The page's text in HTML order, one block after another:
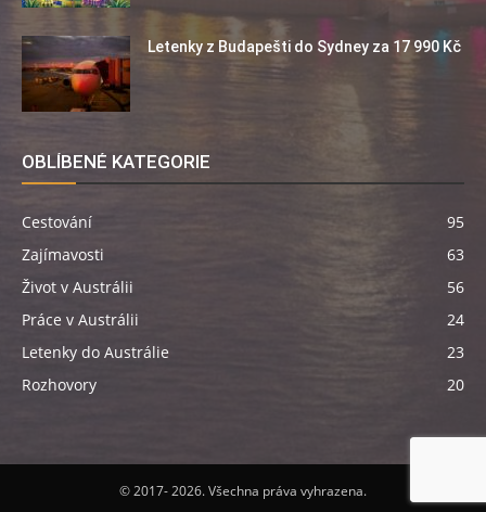
Letenky z Budapešti do Sydney za 17 990 Kč
OBLÍBENÉ KATEGORIE
Cestování
95
Zajímavosti
63
Život v Austrálii
56
Práce v Austrálii
24
Letenky do Austrálie
23
Rozhovory
20
© 2017- 2026. Všechna práva vyhrazena.